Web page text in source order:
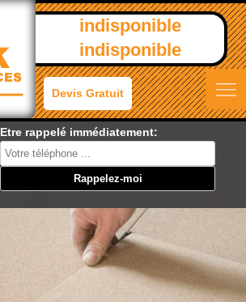
indisponible
indisponible
Devis Gratuit
Etre rappelé immédiatement: